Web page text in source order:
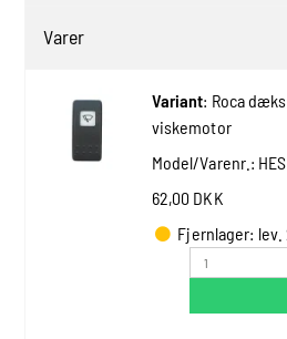
Varer
Variant: Roca
viskemotor
Model/Varenr.:
62,00 DKK
Fjernlager: